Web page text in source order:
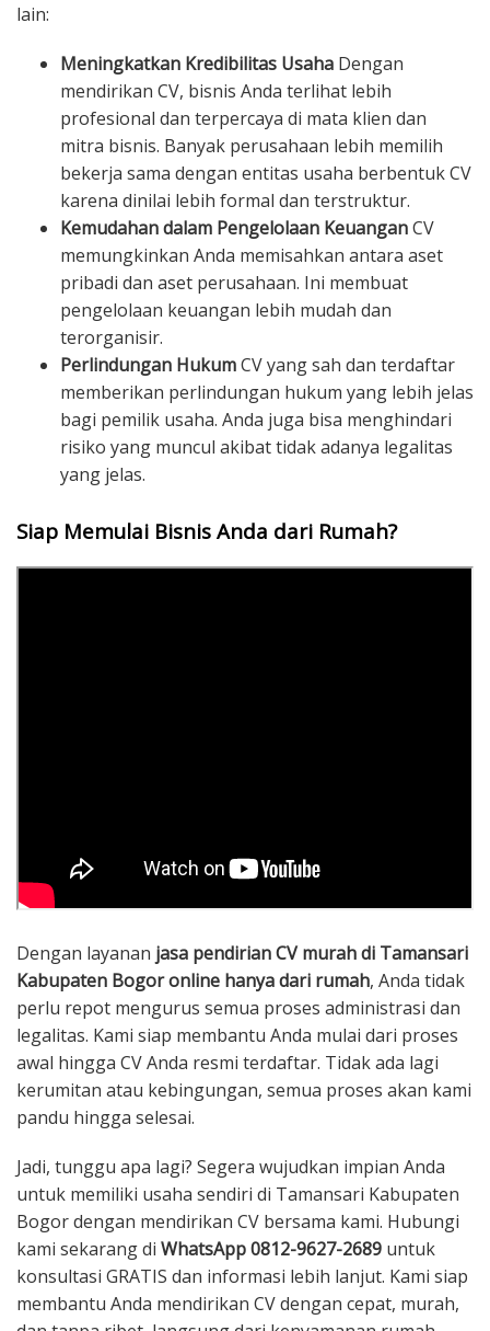
lain:
Meningkatkan Kredibilitas Usaha Dengan
mendirikan CV, bisnis Anda terlihat lebih
profesional dan terpercaya di mata klien dan
mitra bisnis. Banyak perusahaan lebih memilih
bekerja sama dengan entitas usaha berbentuk CV
karena dinilai lebih formal dan terstruktur.
Kemudahan dalam Pengelolaan KeuanganCV
memungkinkan Anda memisahkan antara aset
pribadi dan aset perusahaan. Ini membuat
pengelolaan keuangan lebih mudah dan
terorganisir.
Perlindungan HukumCV yang sah dan terdaftar
memberikan perlindungan hukum yang lebih jelas
bagi pemilik usaha. Anda juga bisa menghindari
risiko yang muncul akibat tidak adanya legalitas
yang jelas.
Siap Memulai Bisnis Anda dari Rumah?
Dengan layanan jasa pendirian CV murah di Tamansari
Kabupaten Bogor online hanya dari rumah, Anda tidak
perlu repot mengurus semua proses administrasi dan
legalitas. Kami siap membantu Anda mulai dari proses
awal hingga CV Anda resmi terdaftar. Tidak ada lagi
kerumitan atau kebingungan, semua proses akan kami
pandu hingga selesai.
Jadi, tunggu apa lagi? Segera wujudkan impian Anda
untuk memiliki usaha sendiri di Tamansari Kabupaten
Bogor dengan mendirikan CV bersama kami. Hubungi
kami sekarang di WhatsApp 0812-9627-2689 untuk
konsultasi GRATIS dan informasi lebih lanjut. Kami siap
membantu Anda mendirikan CV dengan cepat, murah,